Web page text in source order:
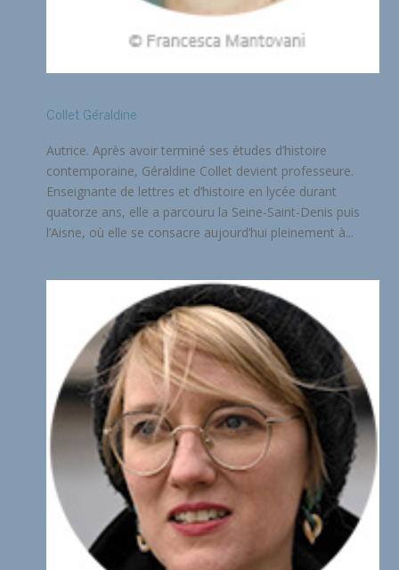
Collet Géraldine
Autrice. Après avoir terminé ses études d’histoire
contemporaine, Géraldine Collet devient professeure.
Enseignante de lettres et d’histoire en lycée durant
quatorze ans, elle a parcouru la Seine-Saint-Denis puis
l’Aisne, où elle se consacre aujourd’hui pleinement à...